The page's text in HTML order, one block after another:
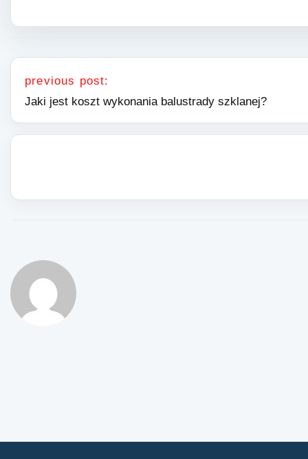
Nawigacja wpisu
previous post:
Jaki jest koszt wykonania balustrady szklanej?